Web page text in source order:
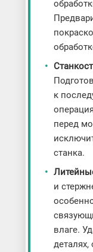
к
перед
станка.
и
влаге.